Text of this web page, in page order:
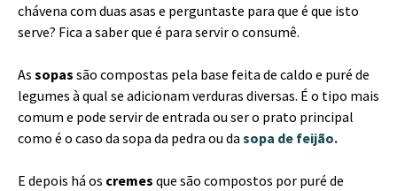
chávena com duas asas e perguntaste para que é que isto
serve? Fica a saber que é para servir o consumê.
As sopas são compostas pela base feita de caldo e puré de
legumes à qual se adicionam verduras diversas. É o tipo mais
comum e pode servir de entrada ou ser o prato principal
como é o caso da sopa da pedra ou da sopa de feijão.
E depois há os cremes que são compostos por puré de